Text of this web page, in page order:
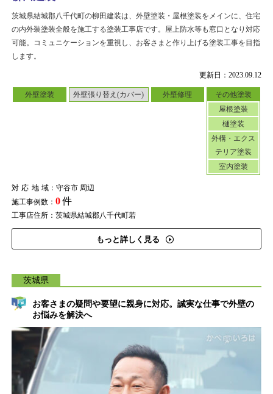
更新日：2023.09.12
外壁塗装 外壁張り替え(カバー) 外壁修理
その他塗装
屋根塗装
樋塗装
外構・エクス
テリア塗装
室内塗装
対応地域：守谷市 周辺
施工事例数： 0件
工事店住所：茨城県結城郡八千代町若
もっと詳しく見る
茨城県結城郡八千代町の柳田建装は、外壁塗装・屋根塗装をメインに、住宅
の内外装塗装全般を施工する塗装工事店です。屋上防水等も窓口となり対応
可能。コミュニケーションを重視し、お客さまと作り上げる塗装工事を目指
します。
茨城県
お客さまの疑問や要望に親身に対応。誠実な仕事で外壁の
お悩みを解決へ